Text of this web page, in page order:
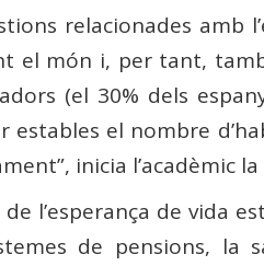
relacionades amb
món i, per tant,
(el 30% dels
el nombre
inicia l’acadèmic
l’esperança de vida
de pensions, la